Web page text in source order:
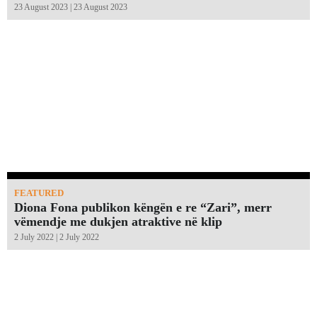
23 August 2023 | 23 August 2023
FEATURED
Diona Fona publikon këngën e re “Zari”, merr
vëmendje me dukjen atraktive në klip
2 July 2022 | 2 July 2022